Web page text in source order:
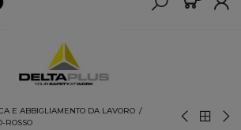
E ABBIGLIAMENTO DA LAVORO
ROSSO